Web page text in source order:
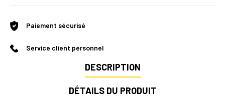
Paiement sécurisé
Service client personnel
DESCRIPTION
DÉTAILS DU PRODUIT